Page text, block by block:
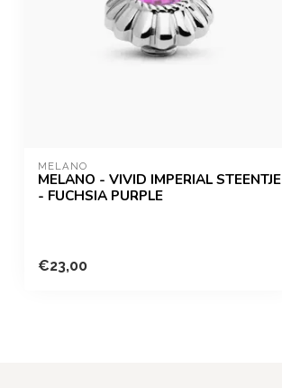
MELANO
MELANO - VIVID IMPERIAL STEENTJE
- FUCHSIA PURPLE
€23,00